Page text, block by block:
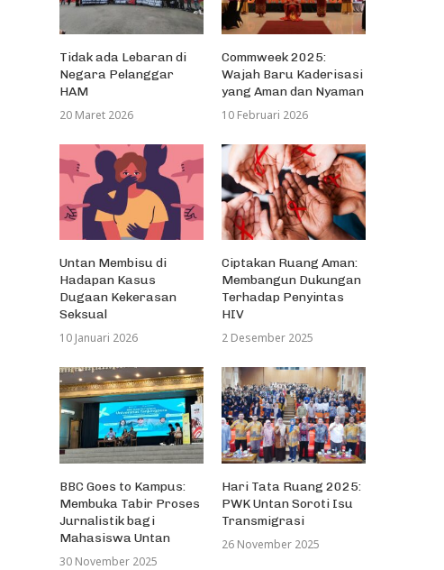
Tidak ada Lebaran di
Negara Pelanggar
HAM
20 Maret 2026
Commweek 2025:
Wajah Baru Kaderisasi
yang Aman dan Nyaman
10 Februari 2026
Untan Membisu di
Hadapan Kasus
Dugaan Kekerasan
Seksual
10 Januari 2026
Ciptakan Ruang Aman:
Membangun Dukungan
Terhadap Penyintas
HIV
2 Desember 2025
BBC Goes to Kampus:
Membuka Tabir Proses
Jurnalistik bagi
Mahasiswa Untan
30 November 2025
Hari Tata Ruang 2025:
PWK Untan Soroti Isu
Transmigrasi
26 November 2025